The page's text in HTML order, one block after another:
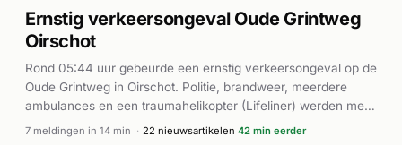
beschikbare bronnen niet volledig duidelijk, maar het ongeval
veroorzaakte een aanzienlijke eenheidsinzet van zowel
politie als ambulancevervoer in korte tijd.
Ernstig verkeersongeval Oude Grintweg
Oirschot
Rond 05:44 uur gebeurde een ernstig verkeersongeval op de
Oude Grintweg in Oirschot. Politie, brandweer, meerdere
ambulances en een traumahelikopter (Lifeliner) werden met
spoed opgeroepen naar de plaats van het incident. Bij het
7 meldingen in 14 min · 22 nieuwsartikelen 42 min eerder